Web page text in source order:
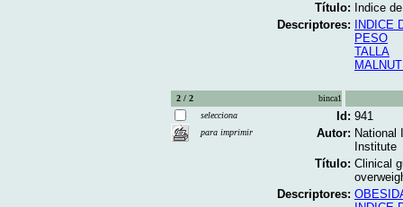
Título: Indice
Descriptores:
INDICE
PESO
TALLA
2 / 2
binca1
selecciona
para imprimir
Id: 941
Autor: National
Institute
Título: Clinical
Descriptores: